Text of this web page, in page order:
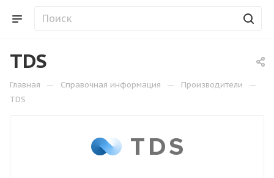
TDS
Главная — Справочная информация — Производители —
TDS